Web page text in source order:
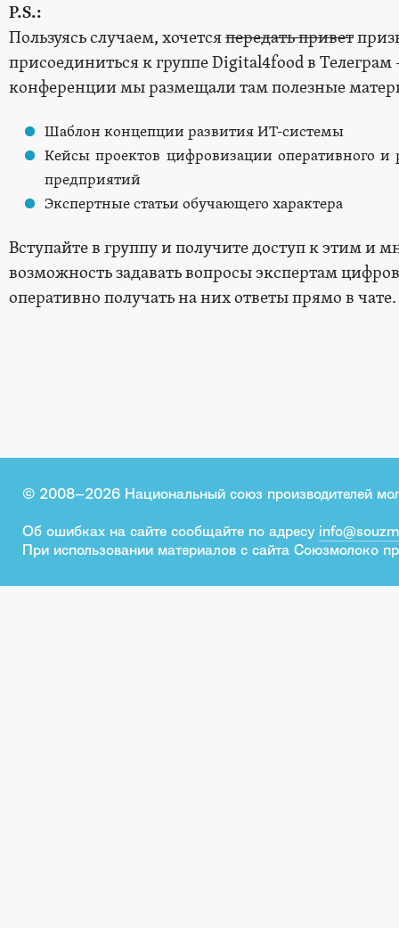
P.S.:
Пользуясь случаем, хочетсяпередать привет
присоединиться к группе Digital4food в Телеграм
конференции мы размещали там полезные
Шаблон концепции развития ИТ-системы
Кейсы проектов цифровизации оперативного и
предприятий
Экспертные статьи обучающего характера
Вступайте в группу и получите доступ к этим и
возможность задавать вопросы экспертам
оперативно получать на них ответы прямо в чате.
© 2008–2026 Национальный союз производителей
Об ошибках на сайте сообщайте по адресу
При использовании материалов с сайта Союзмолоко